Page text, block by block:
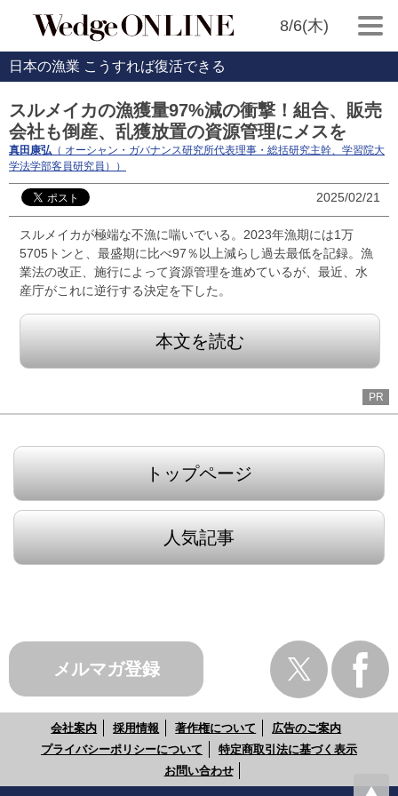
8/6(木)
日本の漁業 こうすれば復活できる
スルメイカの漁獲量97%減の衝撃！組合、販売
会社も倒産、乱獲放置の資源管理にメスを
真田康弘 （ オーシャン・ガバナンス研究所代表理事・総括研究主幹、学習院大
学法学部客員研究員））
2025/02/21
スルメイカが極端な不漁に喘いでいる。2023年漁期には1万
5705トンと、最盛期に比べ97％以上減らし過去最低を記録。漁
業法の改正、施行によって資源管理を進めているが、最近、水
産庁がこれに逆行する決定を下した。
本文を読む
PR
トップページ
人気記事
メルマガ登録
会社案内 採用情報 著作権について
広告のご案内
プライバシーポリシーについて
特定商取引法に基づく表示
お問い合わせ